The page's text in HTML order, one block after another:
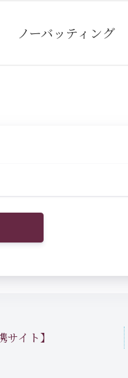
ノーバッティング
サイト】